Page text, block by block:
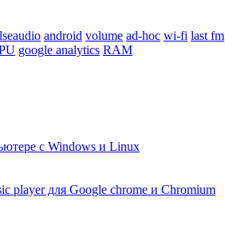
android volume ad-hoc wi-fi last fm
google analytics RAM
с Windows и Linux
player для Google chrome и Chromium